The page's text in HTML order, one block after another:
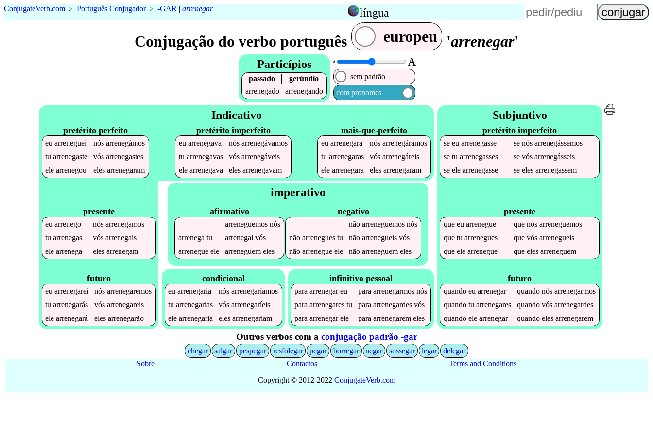
ConjugateVerb.com ﹥ Português Conjugador﹥ -GAR | arrenegar língua
Conjugação do verbo português europeu 'arrenegar'
Particípios
passado
gerúndio
arrenegado
arrenegando
A A
sem padrão
com pronomes
Indicativo
pretérito perfeito
euarreneguei nósarrenegámos
tuarrenegaste vósarrenegastes
elearrenegou elesarrenegaram
pretérito imperfeito
eu arrenegava nós arrenegávamos
tu arrenegavas vós arrenegáveis
ele arrenegava eles arrenegavam
mais-que-perfeito
euarrenegara nósarrenegáramos
tuarrenegaras vósarrenegáreis
elearrenegara elesarrenegaram
presente
euarrenego nósarrenegamos
tuarrenegas vósarrenegais
elearrenega elesarrenegam
futuro
euarrenegarei nósarrenegaremos
tuarrenegarás vósarrenegareis
elearrenegará elesarrenegarão
imperativo
afirmativo
arreneguemosnós
arrenega tu arrenegai vós
arrenegueele arreneguemeles
negativo
não arreneguemosnós
não arreneguestu não arrenegueisvós
não arrenegueele não arreneguemeles
condicional
euarrenegaria nósarrenegaríamos
tuarrenegarias vósarrenegaríeis
elearrenegaria elesarrenegariam
infinitivo pessoal
paraarrenegareu paraarrenegarmos nós
paraarrenegares tu paraarrenegardes vós
paraarrenegarele paraarrenegarem eles
Subjuntivo
pretérito imperfeito
seeuarrenegasse senósarrenegássemos
setuarrenegasses sevósarrenegásseis
seelearrenegasse seelesarrenegassem
presente
queeuarrenegue quenósarreneguemos
quetuarrenegues quevósarrenegueis
queelearrenegue queelesarreneguem
futuro
quandoeuarrenegar quandonósarrenegarmos
quandotuarrenegares quandovósarrenegardes
quandoelearrenegar quandoelesarrenegarem
Outros verbos com a conjugação padrão -gar
chegar salgar pespegar resfolegar pegar borregar negar sossegar legar
delegar
Sobre
Contactos
Terms and Conditions
Copyright © 2012-2022 ConjugateVerb.com